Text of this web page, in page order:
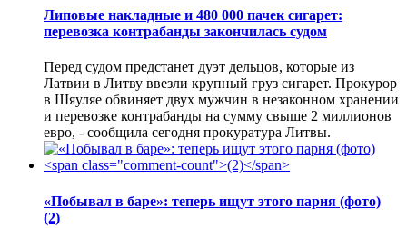
Липовые накладные и 480 000 пачек сигарет:
перевозка контрабанды закончилась судом
Перед судом предстанет дуэт дельцов, которые из
Латвии в Литву ввезли крупный груз сигарет. Прокурор
в Шяуляе обвиняет двух мужчин в незаконном хранении
и перевозке контрабанды на сумму свыше 2 миллионов
евро, - сообщила сегодня прокуратура Литвы.
«Побывал в баре»: теперь ищут этого парня (фото)
(2)